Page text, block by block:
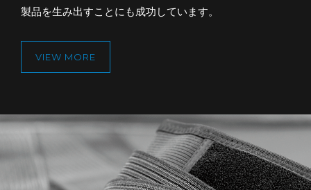
製品を生み出すことにも成功しています。
VIEW MORE